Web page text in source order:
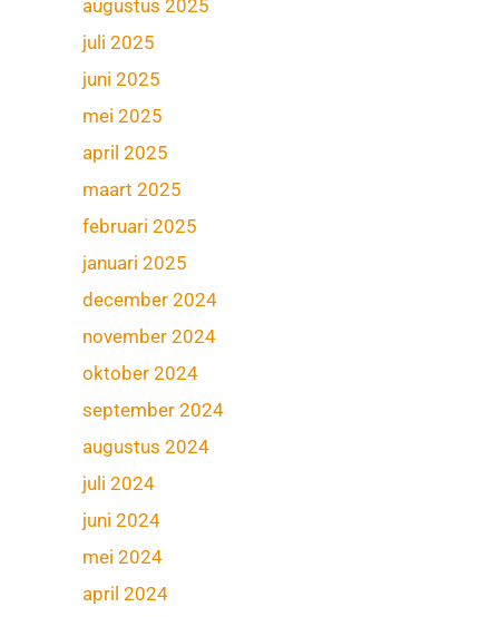
augustus 2025
juli 2025
juni 2025
mei 2025
april 2025
maart 2025
februari 2025
januari 2025
december 2024
november 2024
oktober 2024
september 2024
augustus 2024
juli 2024
juni 2024
mei 2024
april 2024